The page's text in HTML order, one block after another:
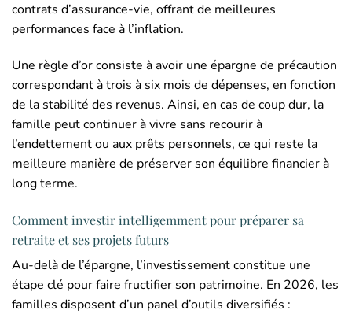
contrats d’assurance-vie, offrant de meilleures
performances face à l’inflation.
Une règle d’or consiste à avoir une épargne de précaution
correspondant à trois à six mois de dépenses, en fonction
de la stabilité des revenus. Ainsi, en cas de coup dur, la
famille peut continuer à vivre sans recourir à
l’endettement ou aux prêts personnels, ce qui reste la
meilleure manière de préserver son équilibre financier à
long terme.
Comment investir intelligemment pour préparer sa
retraite et ses projets futurs
Au-delà de l’épargne, l’investissement constitue une
étape clé pour faire fructifier son patrimoine. En 2026, les
familles disposent d’un panel d’outils diversifiés :